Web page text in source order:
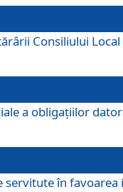
Consiliului
a obligaţiilor
în